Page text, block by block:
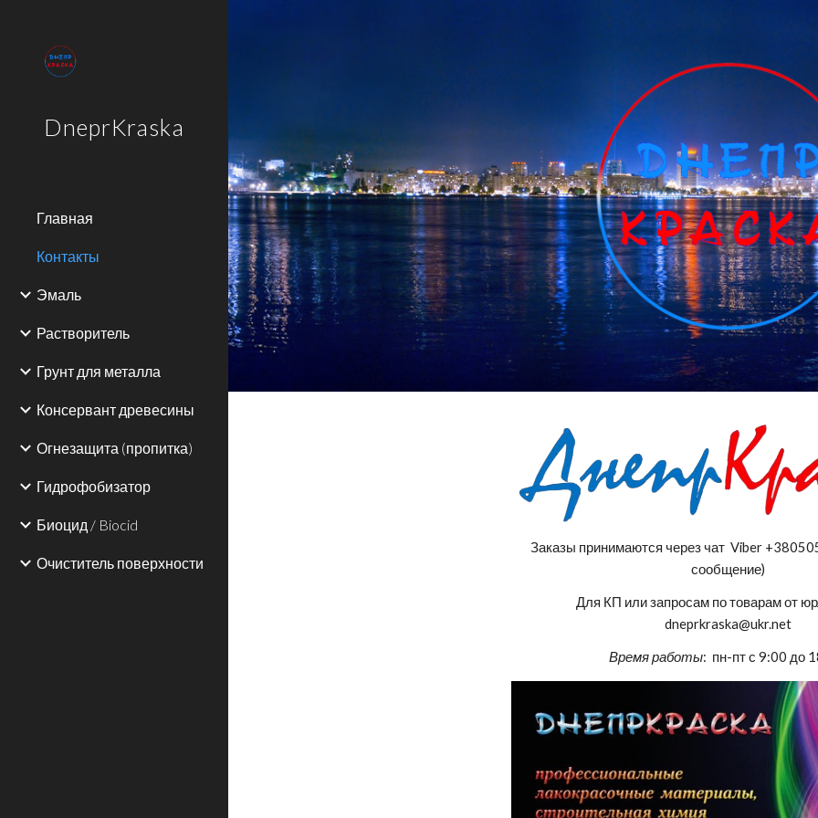
DneprKraska
Главная
Контакты
Эмаль
Растворитель
Грунт для металла
Консервант древесины
Огнезащита (пропитка)
Гидрофобизатор
Биоцид / Biocid
Очиститель поверхности
Заказы принимаются через чат Viber
сообщение)
Для КП или запросам по товарам от
dneprkraska@ukr.net
Время работы: пн-пт с 9:00 до